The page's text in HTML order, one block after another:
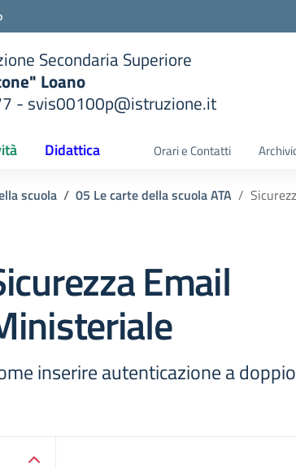
Secondaria Superiore
Loano
- svis00100p@istruzione.it
Didattica Orari e Contatti
scuola 05 Le carte della scuola ATA
Email
inserire autenticazione a